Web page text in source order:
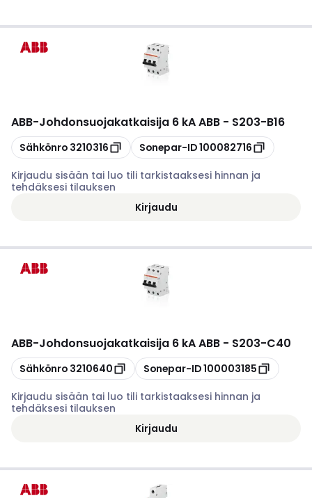
ABB-Johdonsuojakatkaisija 6 kA ABB - S203-B16
Kopioi
Sähkönro 3210316 Kopioi
Sonepar-ID100082716
Kirjaudu sisään tai luo tili tarkistaaksesi hinnan ja
tehdäksesi tilauksen
Kirjaudu
ABB-Johdonsuojakatkaisija 6 kA ABB - S203-C40
Kopioi
Sähkönro 3210640 Kopioi
Sonepar-ID100003185
Kirjaudu sisään tai luo tili tarkistaaksesi hinnan ja
tehdäksesi tilauksen
Kirjaudu